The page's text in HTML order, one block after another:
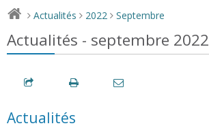
> Actualités > 2022 > Septembre
Actualités - septembre 2022
Actualités